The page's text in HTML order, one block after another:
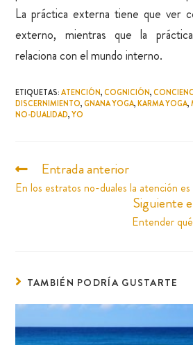
La práctica externa tiene que ver
externo, mientras que la
relaciona con el mundo interno.
ETIQUETAS:ATENCIÓN, COGNICIÓN,
DISCERNIMIENTO, GNANA YOGA, KARMA YOGA,
NO-DUALIDAD, YO
Entrada anterior
En los estratos no-duales la atención es
Siguiente
Entender
TAMBIÉN PODRÍA GUSTARTE